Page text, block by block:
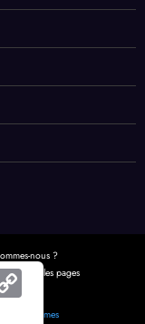
nous ?
Toutes les pages
SpiceThemes
Copy